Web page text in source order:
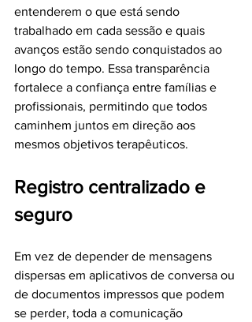
entenderem o que está sendo
trabalhado em cada sessão e quais
avanços estão sendo conquistados ao
longo do tempo. Essa transparência
fortalece a confiança entre famílias e
profissionais, permitindo que todos
caminhem juntos em direção aos
mesmos objetivos terapêuticos.
Registro centralizado e
seguro
Em vez de depender de mensagens
dispersas em aplicativos de conversa ou
de documentos impressos que podem
se perder, toda a comunicação